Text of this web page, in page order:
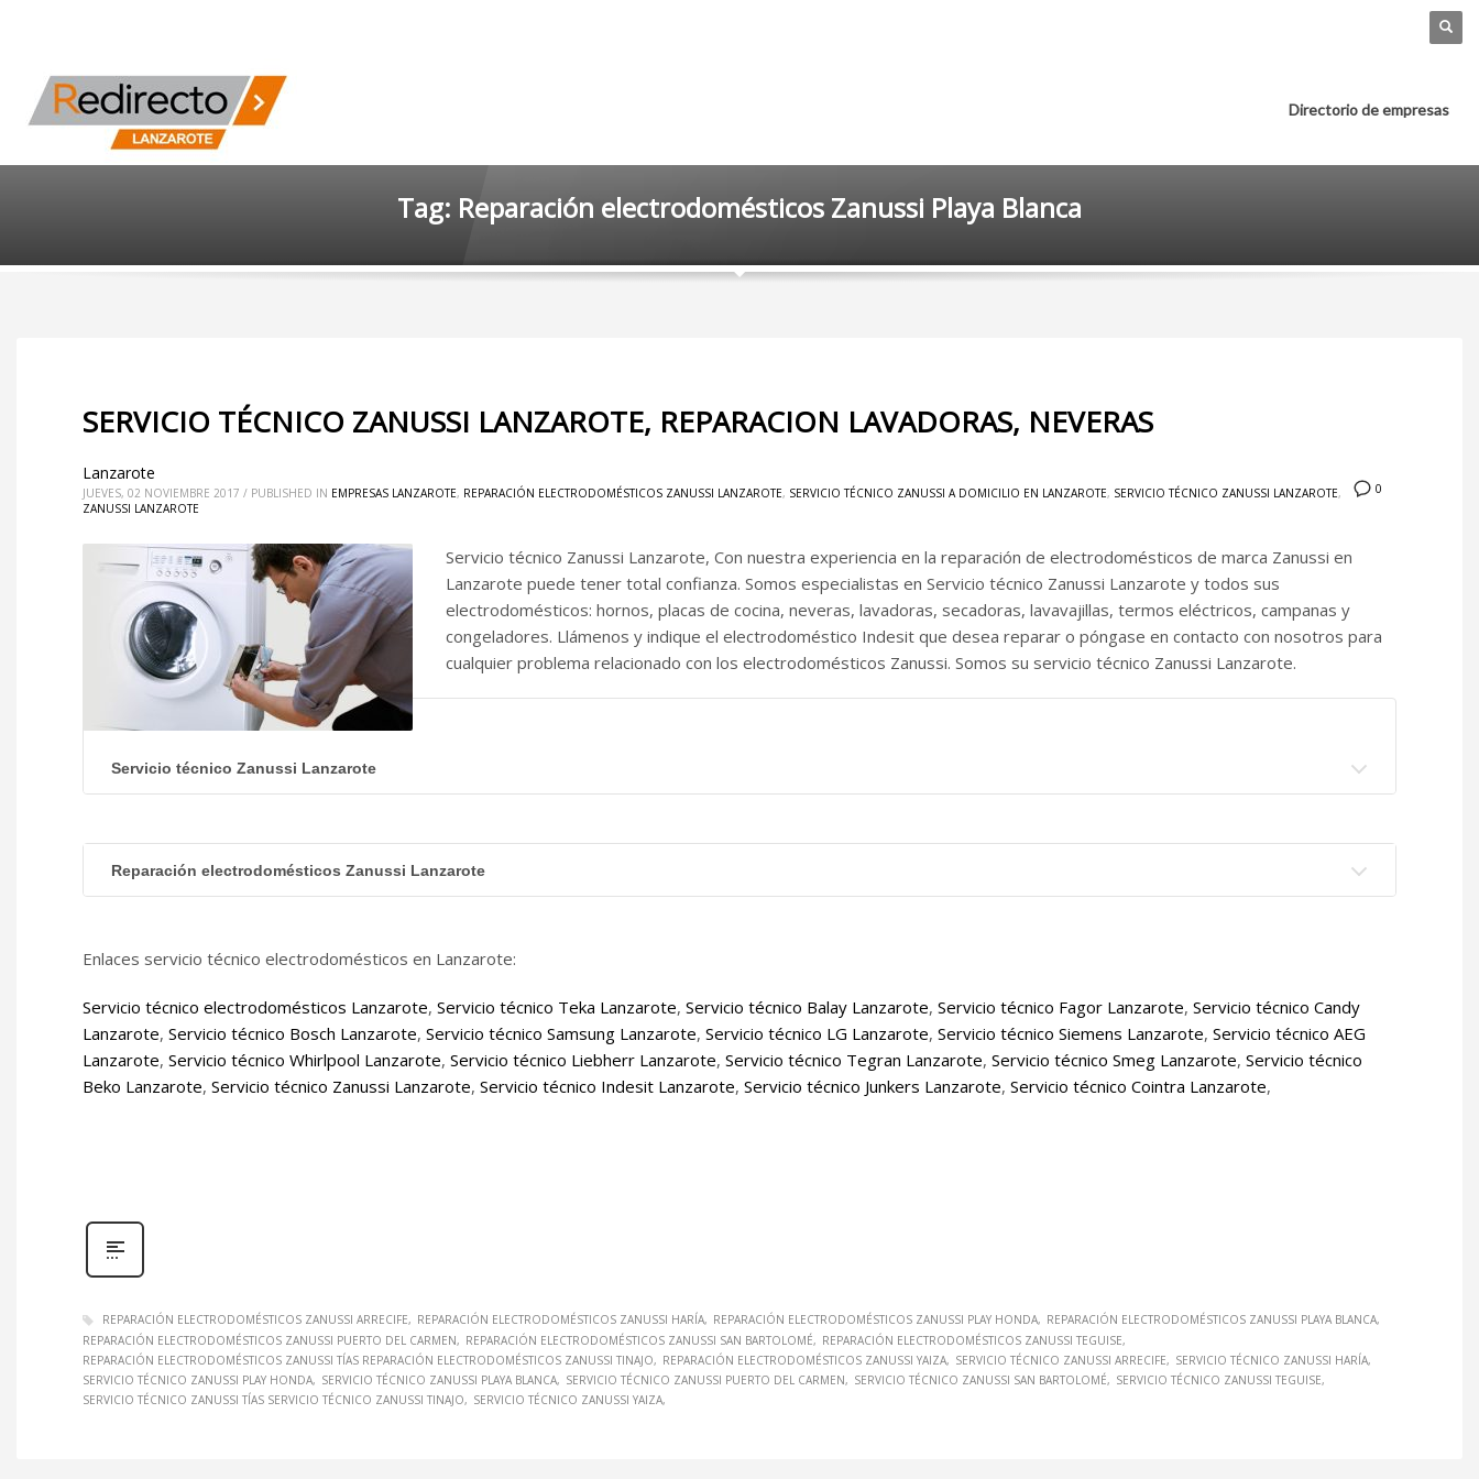
Directorio de empresas
Tag: Reparación electrodomésticos Zanussi Playa Blanca
SERVICIO TÉCNICO ZANUSSI LANZAROTE, REPARACION LAVADORAS, NEVERAS
0
Lanzarote
JUEVES, 02 NOVIEMBRE 2017 / PUBLISHED IN EMPRESAS LANZAROTE, REPARACIÓN ELECTRODOMÉSTICOS ZANUSSI LANZAROTE, SERVICIO TÉCNICO ZANUSSI A DOMICILIO EN LANZAROTE, SERVICIO TÉCNICO ZANUSSI LANZAROTE,
ZANUSSI LANZAROTE
Servicio técnico Zanussi Lanzarote, Con nuestra experiencia en la reparación de electrodomésticos de marca Zanussi en
Lanzarote puede tener total confianza. Somos especialistas en Servicio técnico Zanussi Lanzarote y todos sus
electrodomésticos: hornos, placas de cocina, neveras, lavadoras, secadoras, lavavajillas, termos eléctricos, campanas y
congeladores. Llámenos y indique el electrodoméstico Indesit que desea reparar o póngase en contacto con nosotros para
cualquier problema relacionado con los electrodomésticos Zanussi. Somos su servicio técnico Zanussi Lanzarote.
Servicio técnico Zanussi Lanzarote
Reparación electrodomésticos Zanussi Lanzarote
Enlaces servicio técnico electrodomésticos en Lanzarote:
Servicio técnico electrodomésticos Lanzarote, Servicio técnico Teka Lanzarote, Servicio técnico Balay Lanzarote, Servicio técnico Fagor Lanzarote, Servicio técnico Candy
Lanzarote, Servicio técnico Bosch Lanzarote, Servicio técnico Samsung Lanzarote, Servicio técnico LG Lanzarote, Servicio técnico Siemens Lanzarote, Servicio técnico AEG
Lanzarote, Servicio técnico Whirlpool Lanzarote, Servicio técnico Liebherr Lanzarote, Servicio técnico Tegran Lanzarote, Servicio técnico Smeg Lanzarote, Servicio técnico
Beko Lanzarote, Servicio técnico Zanussi Lanzarote, Servicio técnico Indesit Lanzarote, Servicio técnico Junkers Lanzarote, Servicio técnico Cointra Lanzarote,
REPARACIÓN ELECTRODOMÉSTICOS ZANUSSI ARRECIFE REPARACIÓN ELECTRODOMÉSTICOS ZANUSSI HARÍA REPARACIÓN ELECTRODOMÉSTICOS ZANUSSI PLAY HONDA
REPARACIÓN ELECTRODOMÉSTICOS ZANUSSI PLAYA BLANCA
REPARACIÓN ELECTRODOMÉSTICOS ZANUSSI PUERTO DEL CARMEN
REPARACIÓN ELECTRODOMÉSTICOS ZANUSSI SAN BARTOLOMÉ
REPARACIÓN ELECTRODOMÉSTICOS ZANUSSI TEGUISE
REPARACIÓN ELECTRODOMÉSTICOS ZANUSSI TÍAS REPARACIÓN ELECTRODOMÉSTICOS ZANUSSI TINAJO
REPARACIÓN ELECTRODOMÉSTICOS ZANUSSI YAIZA SERVICIO TÉCNICO ZANUSSI ARRECIFE
SERVICIO TÉCNICO ZANUSSI HARÍA
SERVICIO TÉCNICO ZANUSSI PLAY HONDA
SERVICIO TÉCNICO ZANUSSI PLAYA BLANCA SERVICIO TÉCNICO ZANUSSI PUERTO DEL CARMEN SERVICIO TÉCNICO ZANUSSI SAN BARTOLOMÉ
SERVICIO TÉCNICO ZANUSSI TEGUISE
SERVICIO TÉCNICO ZANUSSI TÍAS SERVICIO TÉCNICO ZANUSSI TINAJO
SERVICIO TÉCNICO ZANUSSI YAIZA